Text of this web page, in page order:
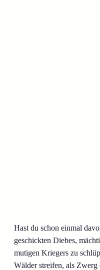
Hast du schon einmal
geschickten Diebes,
mutigen Kriegers zu
Wälder streifen, als